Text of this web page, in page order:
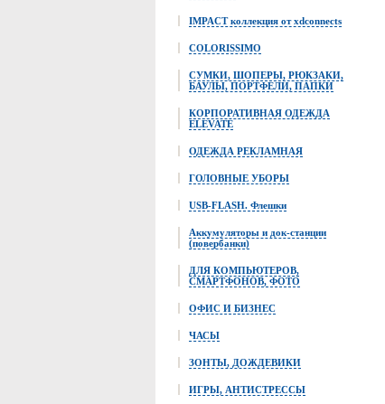
IMPACT коллекция от xdconnects
COLORISSIMO
СУМКИ, ШОПЕРЫ, РЮКЗАКИ,
БАУЛЫ, ПОРТФЕЛИ, ПАПКИ
КОРПОРАТИВНАЯ ОДЕЖДА
ELEVATE
ОДЕЖДА РЕКЛАМНАЯ
ГОЛОВНЫЕ УБОРЫ
USB-FLASH. Флешки
Аккумуляторы и док-станции
(повербанки)
ДЛЯ КОМПЬЮТЕРОВ,
СМАРТФОНОВ, ФОТО
ОФИС И БИЗНЕС
ЧАСЫ
ЗОНТЫ, ДОЖДЕВИКИ
ИГРЫ, АНТИСТРЕССЫ